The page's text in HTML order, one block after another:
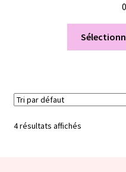
4 résultats affichés